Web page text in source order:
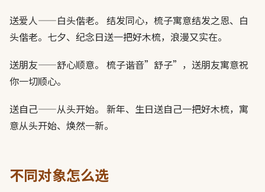
送爱人——白头偕老。 结发同心，梳子寓意结发之恩、白
头偕老。七夕、纪念日送一把好木梳，浪漫又实在。
送朋友——舒心顺意。 梳子谐音”舒子”，送朋友寓意祝
你一切顺心。
送自己——从头开始。 新年、生日送自己一把好木梳，寓
意从头开始、焕然一新。
不同对象怎么选